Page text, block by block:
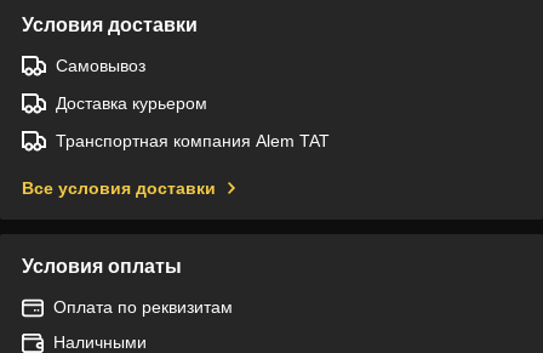
Условия доставки
Самовывоз
Доставка курьером
Транспортная компания Alem TAT
Все условия доставки
Условия оплаты
Оплата по реквизитам
Наличными